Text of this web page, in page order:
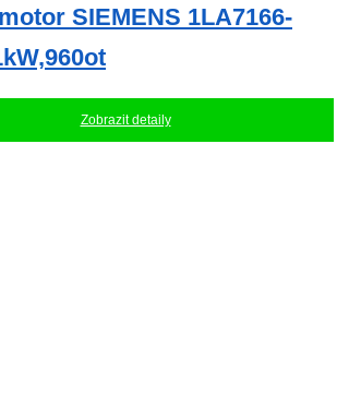
SIEMENS 1LA7166-
Zobrazit detaily